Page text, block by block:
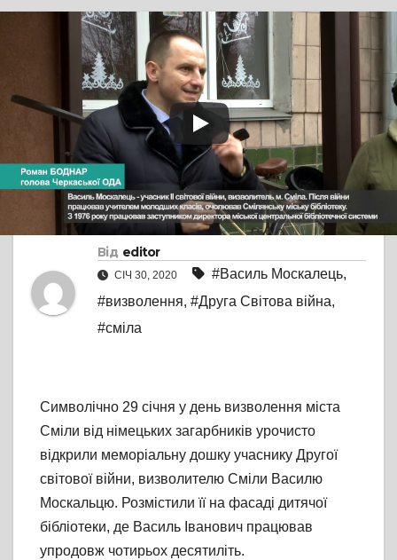
TV СЮЖЕТ СМІЛА
У Смілі відкрили
меморіальну дошку
визволителю міста
Василю Москальцю
Від editor
СІЧ 30, 2020 #Василь Москалець,
#визволення, #Друга Світова війна,
#сміла
Символічно 29 січня у день визволення міста
Сміли від німецьких загарбників урочисто
відкрили меморіальну дошку учаснику Другої
світової війни, визволителю Сміли Василю
Москальцю. Розмістили її на фасаді дитячої
бібліотеки, де Василь Іванович працював
упродовж чотирьох десятиліть.